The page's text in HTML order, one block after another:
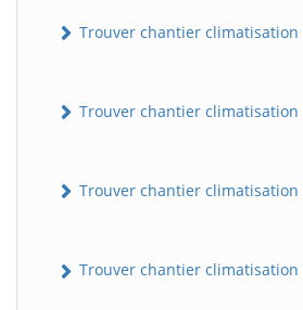
Trouver chantier climatisation
Trouver chantier climatisation
Trouver chantier climatisation
Trouver chantier climatisation